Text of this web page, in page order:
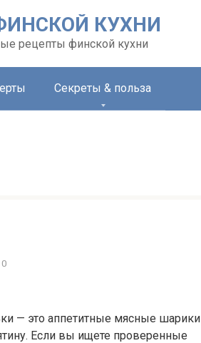
КУХНИ
рецепты финской кухни
Секреты & польза
0
— это аппетитные мясные шарики
Если вы ищете проверенные